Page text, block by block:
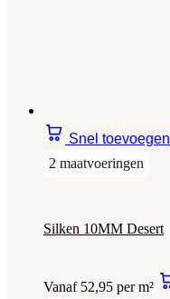
Snel toevoegen
2 maatvoeringen
Silken 10MM Desert
Vanaf 52,95 per m²